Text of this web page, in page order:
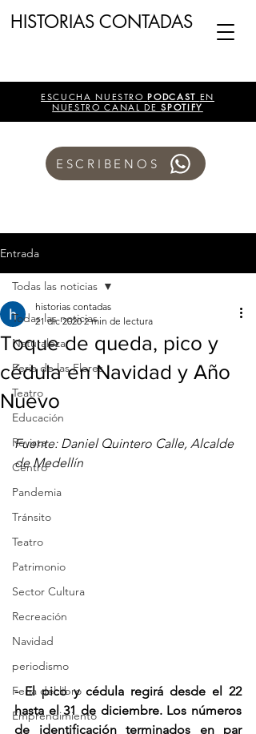
HISTORIAS CONTADAS
ESCUCHA NUESTROPODCAST EN
NUESTRO CANAL DESPOTIFY
ESCRIBENOS
Entrada
Todas las noticias
Naturaleza
Feria de las Flores
Teatro
Educación
Revista
Centro
Pandemia
Tránsito
Teatro
Patrimonio
Sector Cultura
Recreación
Navidad
periodismo
Feria del libro
Emprendimiento
Todas las noticias
Toque de queda, pico y
cédula en Navidad y Año
Nuevo
historias contadas
21 dic 2020 2 min de lectura
Fuente: Daniel Quintero Calle, Alcalde
de Medellín
- El pico y cédula regirá desde el 22
hasta el 31 de diciembre. Los números
de identificación terminados en par